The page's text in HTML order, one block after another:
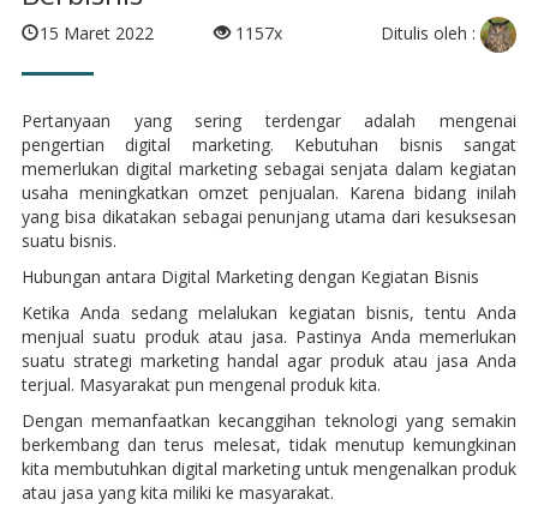
15 Maret 2022 1157x Ditulis oleh :
Pertanyaan yang sering terdengar adalah mengenai
pengertian digital marketing. Kebutuhan bisnis sangat
memerlukan digital marketing sebagai senjata dalam kegiatan
usaha meningkatkan omzet penjualan. Karena bidang inilah
yang bisa dikatakan sebagai penunjang utama dari kesuksesan
suatu bisnis.
Hubungan antara Digital Marketing dengan Kegiatan Bisnis
Ketika Anda sedang melalukan kegiatan bisnis, tentu Anda
menjual suatu produk atau jasa. Pastinya Anda memerlukan
suatu strategi marketing handal agar produk atau jasa Anda
terjual. Masyarakat pun mengenal produk kita.
Dengan memanfaatkan kecanggihan teknologi yang semakin
berkembang dan terus melesat, tidak menutup kemungkinan
kita membutuhkan digital marketing untuk mengenalkan produk
atau jasa yang kita miliki ke masyarakat.